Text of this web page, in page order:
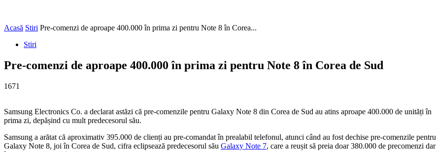
Acasă Stiri Pre-comenzi de aproape 400.000 în prima zi pentru Note 8 în Corea...
Stiri
Pre-comenzi de aproape 400.000 în prima zi pentru Note 8 în Corea de Sud
1671
Samsung Electronics Co. a declarat astăzi că pre-comenzile pentru Galaxy Note 8 din Corea de Sud au atins aproape 400.000 de unități în
prima zi, depășind cu mult predecesorul său.
Samsung a arătat că aproximativ 395.000 de clienți au pre-comandat în prealabil telefonul, atunci când au fost dechise pre-comenzile pentru
Galaxy Note 8, joi în Corea de Sud, cifra eclipsează predecesorul său Galaxy Note 7, care a reușit să preia doar 380.000 de precomenzi dar